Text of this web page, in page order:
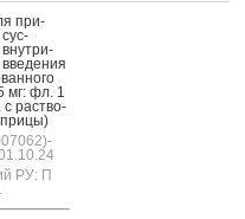
при­
сус­
внут­ри­
мг: фл. 1
с рас­тво­
РУ: П